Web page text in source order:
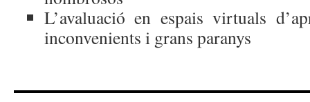
L’avaluació en espais virtuals
inconvenients i grans paranys